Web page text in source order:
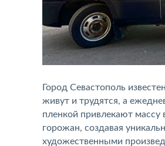
Город Севастополь
живут и трудятся, а
пленкой привлекают
горожан, создавая
художественными